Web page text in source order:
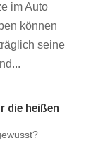
im Auto
können
seine
die heißen